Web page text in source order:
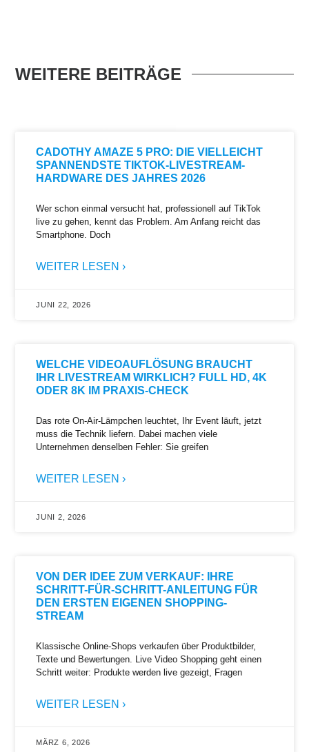
WEITERE BEITRÄGE
CADOTHY AMAZE 5 PRO: DIE VIELLEICHT
SPANNENDSTE TIKTOK-LIVESTREAM-
HARDWARE DES JAHRES 2026
Wer schon einmal versucht hat, professionell auf TikTok
live zu gehen, kennt das Problem. Am Anfang reicht das
Smartphone. Doch
WEITER LESEN ›
JUNI 22, 2026
WELCHE VIDEOAUFLÖSUNG BRAUCHT
IHR LIVESTREAM WIRKLICH? FULL HD, 4K
ODER 8K IM PRAXIS-CHECK
Das rote On-Air-Lämpchen leuchtet, Ihr Event läuft, jetzt
muss die Technik liefern. Dabei machen viele
Unternehmen denselben Fehler: Sie greifen
WEITER LESEN ›
JUNI 2, 2026
VON DER IDEE ZUM VERKAUF: IHRE
SCHRITT-FÜR-SCHRITT-ANLEITUNG FÜR
DEN ERSTEN EIGENEN SHOPPING-
STREAM
Klassische Online-Shops verkaufen über Produktbilder,
Texte und Bewertungen. Live Video Shopping geht einen
Schritt weiter: Produkte werden live gezeigt, Fragen
WEITER LESEN ›
MÄRZ 6, 2026